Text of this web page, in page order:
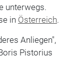
unterwegs.
in Österreich.
Anliegen",
Pistorius